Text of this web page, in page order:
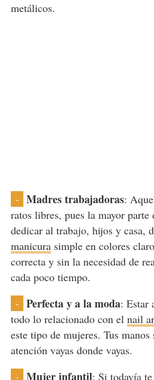
metálicos.
- Madres trabajadoras:
ratos libres, pues la mayor
dedicar al trabajo, hijos y casa,
manicurasimple en colores
correcta y sin la necesidad de
cada poco tiempo.
- Perfecta y a la moda: Estar
todo lo relacionado con el nail
este tipo de mujeres. Tus
atención vayas donde vayas.
- Mujer infantil: Si todavía